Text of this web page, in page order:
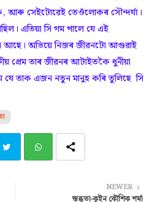
আৰু সেইটোৱেই তেওঁলোকৰ সৌন্দৰ্য্য।
এতিয়া সি গম পালে যে এই
আছে। অভিয়ে নিজৰ জীৱনটো আগুৱাই
প্ৰেম তাৰ জীৱনৰ আটাইতকৈ ধুনীয়া
যে তাক এজন নতুন মানুহ কৰি তুলিছে সি
NEWER
স্তব্ধতা-কুইন কৌশিক শৰ্মা